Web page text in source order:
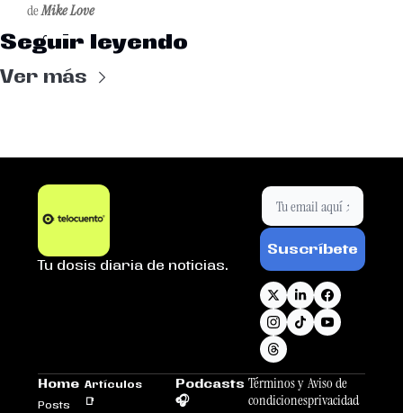
de Mike Love
Seguir leyendo
Ver más
Tu dosis diaria de noticias.
Suscríbete
Home
Posts
Artículos
📑
Podcasts
🎧
Términos y
condiciones
Aviso de
privacidad